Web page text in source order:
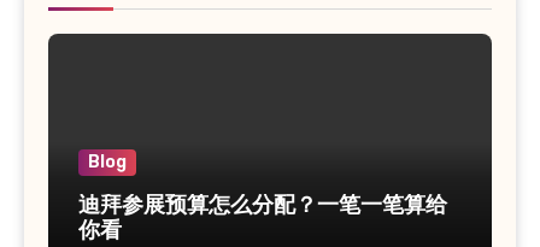
Blog
迪拜参展预算怎么分配？一笔一笔算给
你看